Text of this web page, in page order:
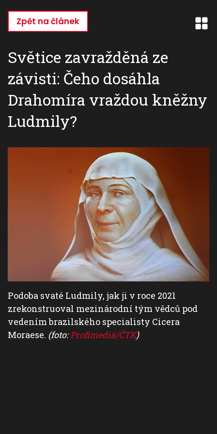
hlavnímu
Zpět na článek
Světice zavražděná ze
závisti: Čeho dosáhla
Drahomíra vraždou kněžny
Ludmily?
Podoba svaté Ludmily, jak ji v roce 2021
zrekonstruoval mezinárodní tým vědců pod
vedením brazilského specialisty Cicera
Moraese. (foto:Profimedia/ČTK)